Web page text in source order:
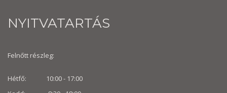
NYITVATARTÁS
Felnőtt részleg:
Hétfő: 10:00 - 17:00